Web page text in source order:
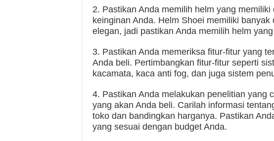
2. Pastikan Anda memilih helm yang
keinginan Anda. Helm Shoei memiliki
elegan, jadi pastikan Anda memilih helm
3. Pastikan Anda memeriksa fitur-fitur yang
Anda beli. Pertimbangkan fitur-fitur seperti
kacamata, kaca anti fog, dan juga sistem
4. Pastikan Anda melakukan penelitian yang
yang akan Anda beli. Carilah informasi
toko dan bandingkan harganya. Pastikan
yang sesuai dengan budget Anda.